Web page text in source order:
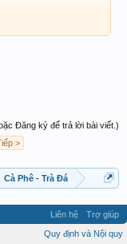
Đăng ký để trả lời bài viết.)
>
Hihi!
Cà Phê - Trà Đá
Liên hệ
Trợ giúp
Quy định và Nội quy